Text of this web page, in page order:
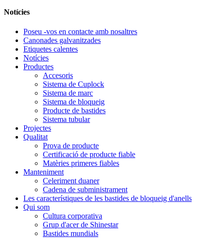
Notícies
Poseu -vos en contacte amb nosaltres
Canonades galvanitzades
Etiquetes calentes
Notícies
Productes
Accesoris
Sistema de Cuplock
Sistema de marc
Sistema de bloqueig
Producte de bastides
Sistema tubular
Projectes
Qualitat
Prova de producte
Certificació de producte fiable
Matèries primeres fiables
Manteniment
Celeriment duaner
Cadena de subministrament
Les característiques de les bastides de bloqueig d'anells
Qui som
Cultura corporativa
Grup d'acer de Shinestar
Bastides mundials